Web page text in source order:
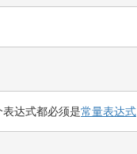
达式都必须是常量表达式